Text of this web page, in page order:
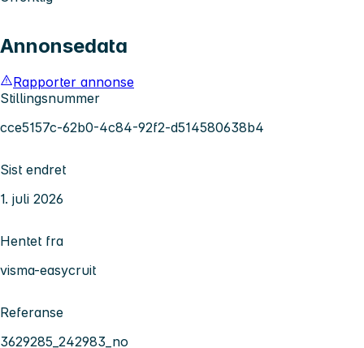
Annonsedata
Rapporter annonse
Stillingsnummer
cce5157c-62b0-4c84-92f2-d514580638b4
Sist endret
1. juli 2026
Hentet fra
visma-easycruit
Referanse
3629285_242983_no